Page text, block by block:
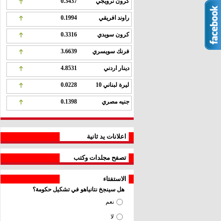
راوند افريقي 0.1994
كرون سويدي 0.3316
فرنك سويسري 3.6639
دينار اردني 4.8531
ليرة لبناني 10 0.0228
جنيه مصري 0.1398
اعلانات يد ثانية
تصفح مجلدات وكتب
الاستفتاء